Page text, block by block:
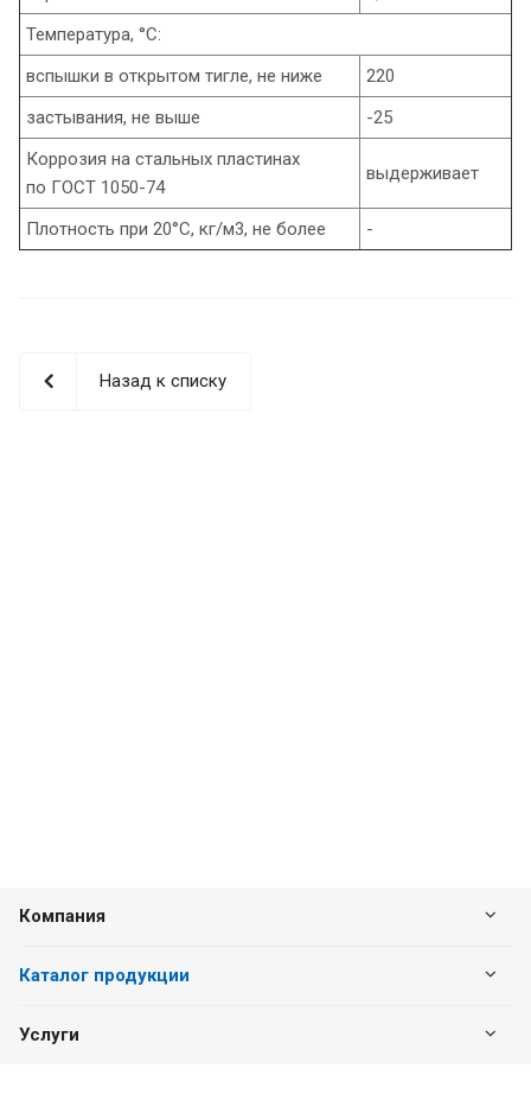
Температура, °С:
вспышки в открытом тигле, не ниже
220
застывания, не выше
-25
Коррозия на стальных пластинах
по ГОСТ 1050-74
выдерживает
Плотность при 20°С, кг/м3, не более -
Назад к списку
Компания
Каталог продукции
Услуги